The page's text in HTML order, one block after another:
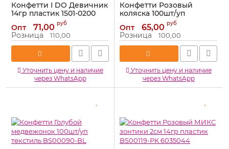
Конфетти I DO Девичник
14гр пластик 1501-0200
Артикул: 1501-0200
Опт 71,00 руб
Розница 110,00
Уточнить цену и наличие
через WhatsApp
Конфетти Розовый
коляска 100шт/уп
текстиль BS00087-PK
Артикул: BS00087-PK
Опт 65,00 руб
Розница 100,00
Уточнить цену и наличие
через WhatsApp